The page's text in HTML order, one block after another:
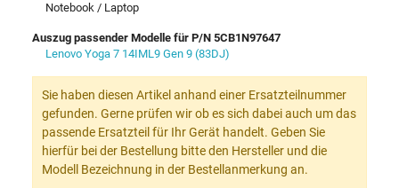
Notebook / Laptop
Auszug passender Modelle für P/N 5CB1N97647
Lenovo Yoga 7 14IML9 Gen 9 (83DJ)
Sie haben diesen Artikel anhand einer Ersatzteilnummer
gefunden. Gerne prüfen wir ob es sich dabei auch um das
passende Ersatzteil für Ihr Gerät handelt. Geben Sie
hierfür bei der Bestellung bitte den Hersteller und die
Modell Bezeichnung in der Bestellanmerkung an.